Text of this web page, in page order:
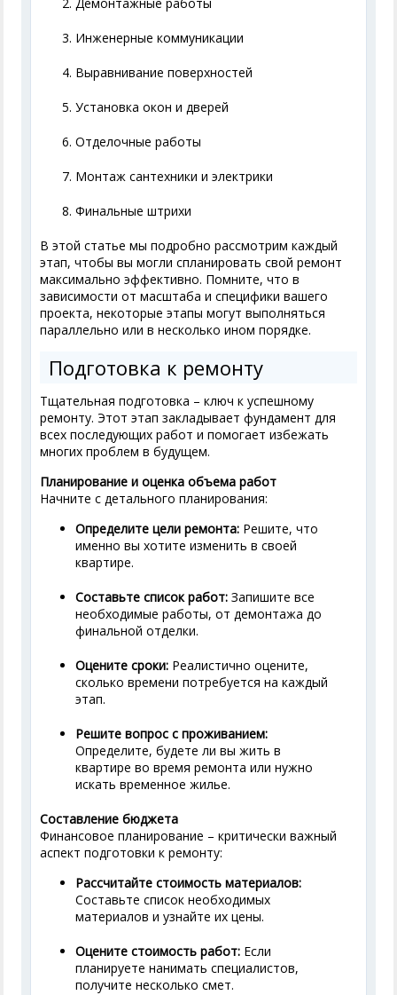
Инженерные коммуникации
Выравнивание поверхностей
Установка окон и дверей
Отделочные работы
Монтаж сантехники и электрики
Финальные штрихи
В этой статье мы подробно рассмотрим каждый
этап, чтобы вы могли спланировать свой ремонт
максимально эффективно. Помните, что в
зависимости от масштаба и специфики вашего
проекта, некоторые этапы могут выполняться
параллельно или в несколько ином порядке.
Подготовка к ремонту
Тщательная подготовка – ключ к успешному
ремонту. Этот этап закладывает фундамент для
всех последующих работ и помогает избежать
многих проблем в будущем.
Планирование и оценка объема работ
Начните с детального планирования:
Определите цели ремонта: Решите, что
именно вы хотите изменить в своей
квартире.
Составьте список работ: Запишите все
необходимые работы, от демонтажа до
финальной отделки.
Оцените сроки: Реалистично оцените,
сколько времени потребуется на каждый
этап.
Решите вопрос с проживанием:
Определите, будете ли вы жить в
квартире во время ремонта или нужно
искать временное жилье.
Составление бюджета
Финансовое планирование – критически важный
аспект подготовки к ремонту:
Рассчитайте стоимость материалов:
Составьте список необходимых
материалов и узнайте их цены.
Оцените стоимость работ: Если
планируете нанимать специалистов,
получите несколько смет.